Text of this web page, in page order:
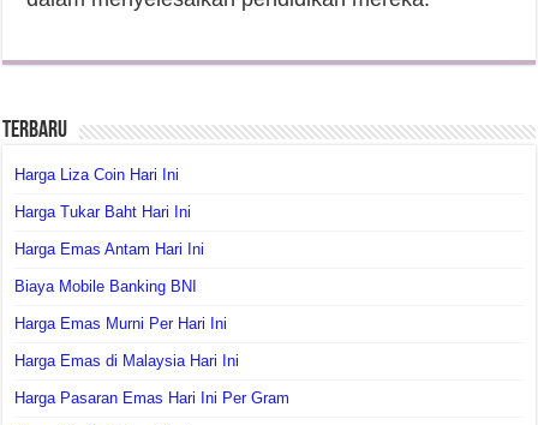
Terbaru
Harga Liza Coin Hari Ini
Harga Tukar Baht Hari Ini
Harga Emas Antam Hari Ini
Biaya Mobile Banking BNI
Harga Emas Murni Per Hari Ini
Harga Emas di Malaysia Hari Ini
Harga Pasaran Emas Hari Ini Per Gram